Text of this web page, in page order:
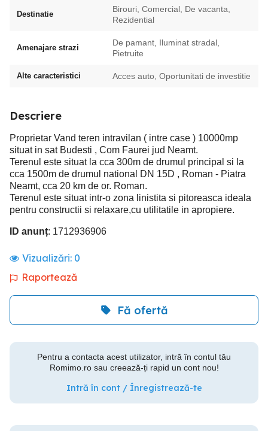
Destinatie
Birouri, Comercial, De vacanta,
Rezidential
Amenajare strazi
De pamant, Iluminat stradal,
Pietruite
Alte caracteristici Acces auto, Oportunitati de investitie
Descriere
Proprietar Vand teren intravilan ( intre case ) 10000mp
situat in sat Budesti , Com Faurei jud Neamt.
Terenul este situat la cca 300m de drumul principal si la
cca 1500m de drumul national DN 15D , Roman - Piatra
Neamt, cca 20 km de or. Roman.
Terenul este situat intr-o zona linistita si pitoreasca ideala
pentru constructii si relaxare,cu utilitatile in apropiere.
ID anunț: 1712936906
Vizualizări: 0
Raportează
Fă ofertă
Pentru a contacta acest utilizator, intră în contul tău
Romimo.ro sau creează-ți rapid un cont nou!
Intră în cont / Înregistrează-te